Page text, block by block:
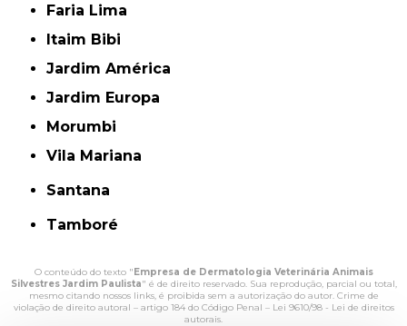
Faria Lima
Itaim Bibi
Jardim América
Jardim Europa
Morumbi
Vila Mariana
Santana
Tamboré
O conteúdo do texto "Empresa de Dermatologia Veterinária Animais
Silvestres Jardim Paulista" é de direito reservado. Sua reprodução, parcial ou total,
mesmo citando nossos links, é proibida sem a autorização do autor. Crime de
violação de direito autoral – artigo 184 do Código Penal – Lei 9610/98 - Lei de direitos
autorais.